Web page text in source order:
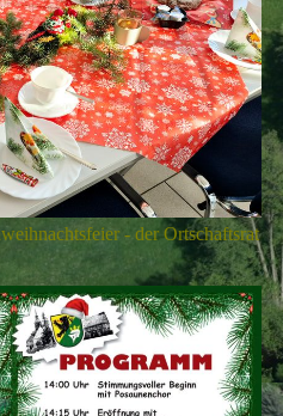
- der Ortschaftsrat